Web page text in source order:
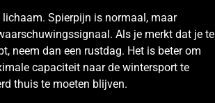
lichaam. Spierpijn is normaal, maar
Als je merkt dat je te
neem dan een rustdag. Het is beter om
capaciteit naar de wintersport te
thuis te moeten blijven.